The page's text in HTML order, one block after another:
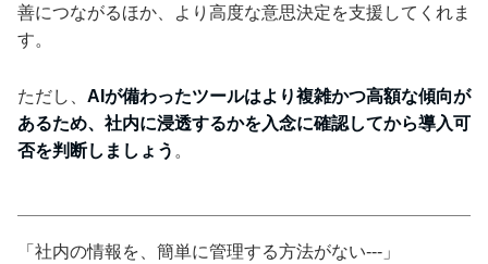
善につながるほか、より高度な意思決定を支援してくれま
す。
ただし、 AIが備わったツールはより複雑かつ高額な傾向が
あるため、社内に浸透するかを入念に確認してから導入可
否を判断しましょう 。
「社内の情報を、簡単に管理する方法がない---」